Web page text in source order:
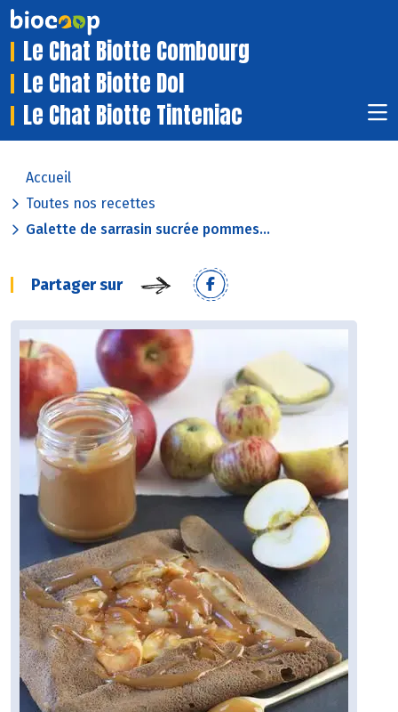
Le Chat Biotte Combourg
Le Chat Biotte Dol
Le Chat Biotte Tinteniac
Accueil
Toutes nos recettes
Galette de sarrasin sucrée pommes...
Partager sur